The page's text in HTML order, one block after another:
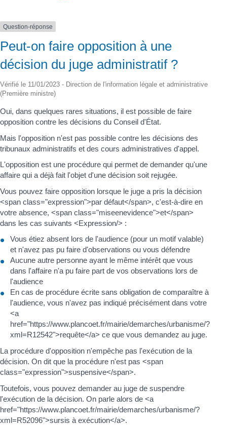
Question-réponse
Peut-on faire opposition à une
décision du juge administratif ?
Vérifié le 11/01/2023 - Direction de l'information légale et administrative
(Première ministre)
Oui, dans quelques rares situations, il est possible de faire
opposition contre les décisions du Conseil d'État.
Mais l'opposition n'est pas possible contre les décisions des
tribunaux administratifs et des cours administratives d'appel.
L'opposition est une procédure qui permet de demander qu'une
affaire qui a déjà fait l'objet d'une décision soit rejugée.
Vous pouvez faire opposition lorsque le juge a pris la décision
<span class="expression">par défaut</span>, c'est-à-dire en
votre absence, <span class="miseenevidence">et</span>
dans les cas suivants <Expression/> :
Vous étiez absent lors de l'audience (pour un motif valable)
et n'avez pas pu faire d'observations ou vous défendre
Aucune autre personne ayant le même intérêt que vous
dans l'affaire n'a pu faire part de vos observations lors de
l'audience
En cas de procédure écrite sans obligation de comparaître à
l'audience, vous n'avez pas indiqué précisément dans votre
<a
href="https://www.plancoet.fr/mairie/demarches/urbanisme/?
xml=R12542">requête</a> ce que vous demandez au juge.
La procédure d'opposition n'empêche pas l'exécution de la
décision. On dit que la procédure n'est pas <span
class="expression">suspensive</span>.
Toutefois, vous pouvez demander au juge de suspendre
l'exécution de la décision. On parle alors de <a
href="https://www.plancoet.fr/mairie/demarches/urbanisme/?
xml=R52096">sursis à exécution</a>.